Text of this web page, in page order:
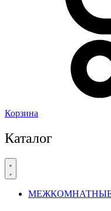
Корзина
Каталог